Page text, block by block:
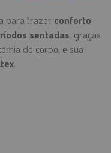
para trazer conforto
sentadas, graças
do corpo, e sua
.